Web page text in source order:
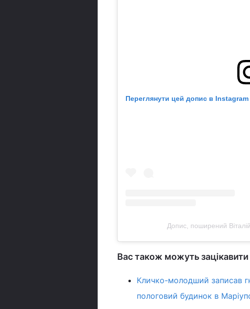
Переглянути цей допис в Instagram
Допис, поширений
Вас також можуть
Кличко-молодший записав
пологовий будинок в